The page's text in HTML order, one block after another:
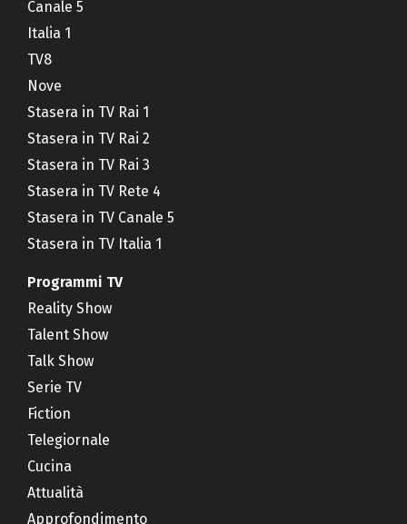
Canale 5
Italia 1
TV8
Nove
Stasera in TV Rai 1
Stasera in TV Rai 2
Stasera in TV Rai 3
Stasera in TV Rete 4
Stasera in TV Canale 5
Stasera in TV Italia 1
Programmi TV
Reality Show
Talent Show
Talk Show
Serie TV
Fiction
Telegiornale
Cucina
Attualità
Approfondimento